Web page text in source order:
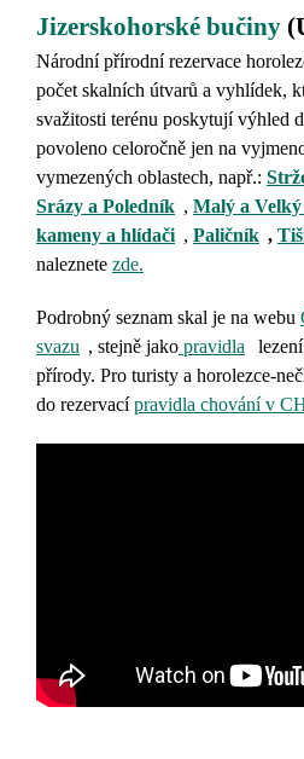
Jizerskohorské bučiny
Národní přírodní rezervace
počet skalních útvarů a vyhlídek,
svažitosti terénu poskytují výhled
povoleno celoročně jen na
vymezených oblastech, např.:
Srázy a Poledník , Malý a
kameny a hlídači , Paličník ,
naleznete zde.
Podrobný seznam skal je na webu
svazu , stejně jako pravidla
přírody. Pro turisty a horolezce-
do rezervacípravidla chování v